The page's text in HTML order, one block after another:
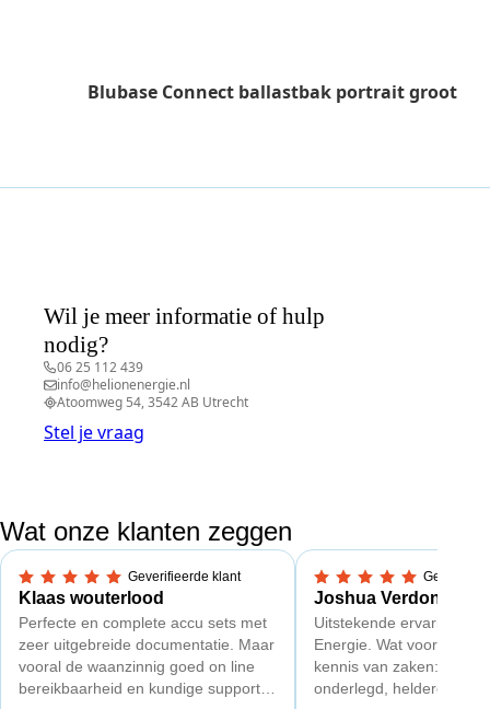
Blubase Connect ballastbak portrait groot
Wil je meer informatie of hulp
nodig?
06 25 112 439
info@helionenergie.nl
Atoomweg 54, 3542 AB Utrecht
Stel je vraag
Wat onze klanten zeggen
Geverifieerde klant
5,0 van 5 sterren
Klaas wouterlood
Perfecte en complete accu sets met
zeer uitgebreide documentatie. Maar
vooral de waanzinnig goed on line
bereikbaarheid en kundige support
5,0 van 5 sterren
Joshua Verdonk
Uitstekende ervaring
Energie. Wat vooral
kennis van zaken:
onderlegd, heldere